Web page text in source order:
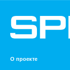
О проекте